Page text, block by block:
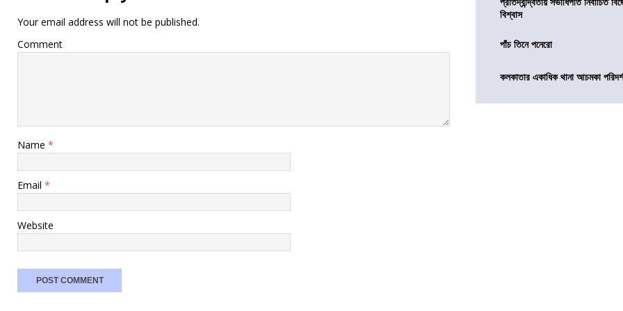
Your email address will not be published.
Comment
Name *
Email *
Website
বিশ্বাস
পাঁচ তিনে পনেরো
কলকাতার একাধিক থানা আচমকা